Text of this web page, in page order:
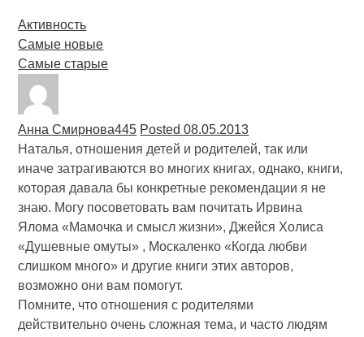
Активность
Самые новые
Самые старые
Анна Смирнова445 Posted 08.05.2013
Наталья, отношения детей и родителей, так или
иначе затрагиваются во многих книгах, однако, книги,
которая давала бы конкретные рекомендации я не
знаю. Могу посоветовать вам почитать Ирвина
Ялома «Мамочка и смысл жизни», Джейся Холиса
«Душевные омуты» , Москаленко «Когда любви
слишком много» и другие книги этих авторов,
возможно они вам помогут.
Помните, что отношения с родителями
действительно очень сложная тема, и часто людям